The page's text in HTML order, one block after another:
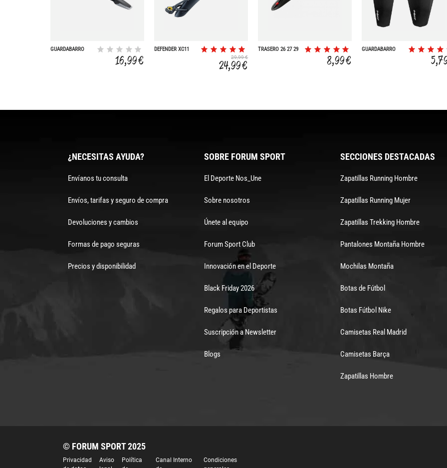
GUARDABARRO
16,99 €
DEFENDER XC11
29,99 €
24,99 €
TRASERO 26 27 29
8,99 €
GUARDABARRO
¿NECESITAS AYUDA?
Envíanos tu consulta
Envíos, tarifas y seguro de compra
Devoluciones y cambios
Formas de pago seguras
Precios y disponibilidad
SOBRE FORUM SPORT
El Deporte Nos_Une
Sobre nosotros
Únete al equipo
Forum Sport Club
Innovación en el Deporte
Black Friday 2026
Regalos para Deportistas
Suscripción a Newsletter
Blogs
SECCIONES DESTACADAS
Zapatillas Running Hombre
Zapatillas Running Mujer
Zapatillas Trekking Hombre
Pantalones Montaña Hombre
Mochilas Montaña
Botas de Fútbol
Botas Fútbol Nike
Camisetas Real Madrid
Camisetas Barça
Zapatillas Hombre
© FORUM SPORT 2025
Privacidad
Aviso
Política
Canal Interno
Condiciones